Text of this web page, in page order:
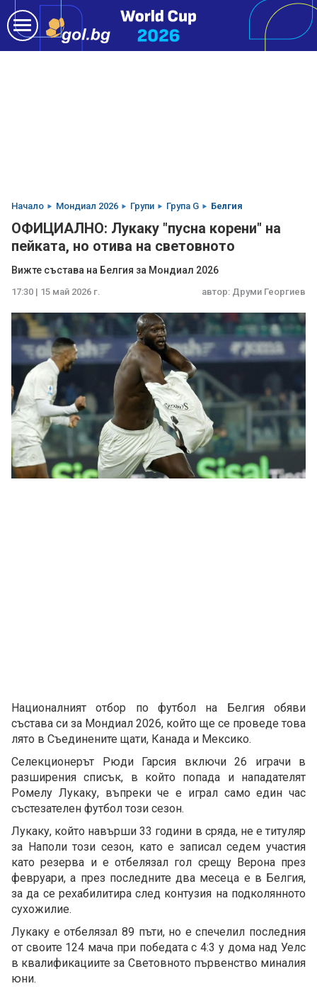
Начало Мондиал 2026 Групи Група G Белгия
ОФИЦИАЛНО: Лукаку "пусна корени" на
пейката, но отива на световното
Вижте състава на Белгия за Мондиал 2026
17:30 | 15 май 2026 г. автор: Друми Георгиев
Националният отбор по футбол на Белгия обяви
състава си за Мондиал 2026, който ще се проведе това
лято в Съединените щати, Канада и Мексико.
Селекционерът Рюди Гарсия включи 26 играчи в
разширения списък, в който попада и нападателят
Ромелу Лукаку, въпреки че е играл само един час
състезателен футбол този сезон.
Лукаку, който навърши 33 години в сряда, не е титуляр
за Наполи този сезон, като е записал седем участия
като резерва и е отбелязал гол срещу Верона през
февруари, а през последните два месеца е в Белгия,
за да се рехабилитира след контузия на подколянното
сухожилие.
Лукаку е отбелязал 89 пъти, но е спечелил последния
от своите 124 мача при победата с 4:3 у дома над Уелс
в квалификациите за Световното първенство миналия
юни.